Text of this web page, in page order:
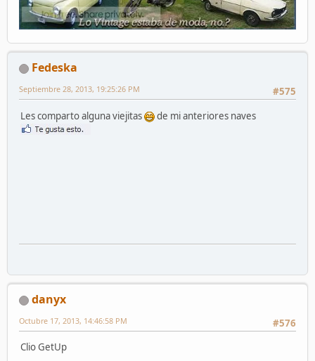
Fedeska
#575
Septiembre 28, 2013, 19:25:26 PM
Les comparto alguna viejitas de mi anteriores naves
danyx
#576
Octubre 17, 2013, 14:46:58 PM
Clio GetUp